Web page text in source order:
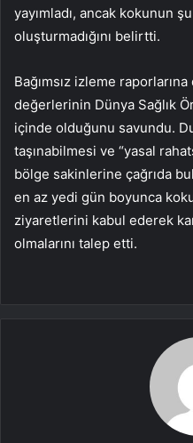
yayımladı, ancak kokunun
oluşturmadığını belirtti.
Bağımsız izleme
değerlerinin Dünya Sağlık
içinde olduğunu savundu.
taşınabilmesi ve “yasal
bölge sakinlerine çağrıda
en az yedi gün boyunca
ziyaretlerini kabul ederek
olmalarını talep etti.